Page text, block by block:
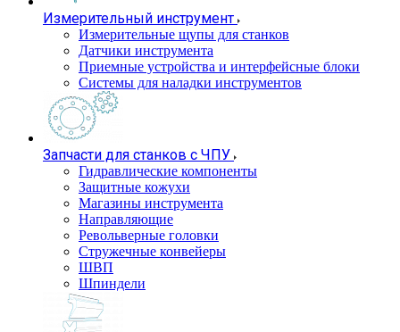
Измерительный инструмент
Измерительные щупы для станков
Датчики инструмента
Приемные устройства и интерфейсные блоки
Системы для наладки инструментов
Запчасти для станков с ЧПУ
Гидравлические компоненты
Защитные кожухи
Магазины инструмента
Направляющие
Револьверные головки
Стружечные конвейеры
ШВП
Шпиндели